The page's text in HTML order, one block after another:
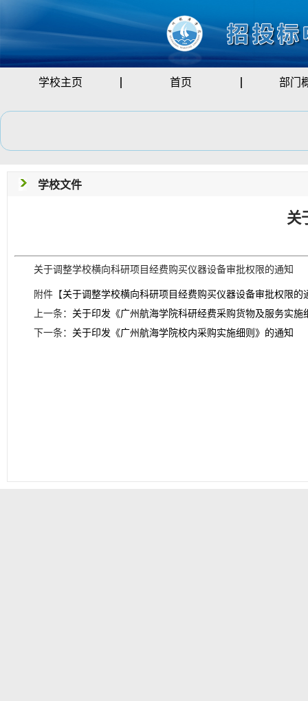
学校主页 首页 部门
学校文件
关
关于调整学校横向科研项目经费购买仪器设备审批权限的通知
附件【关于调整学校横向科研项目经费购买仪器设备审批权限的
上一条： 关于印发《广州航海学院科研经费采购货物及服务实施
下一条： 关于印发《广州航海学院校内采购实施细则》的通知